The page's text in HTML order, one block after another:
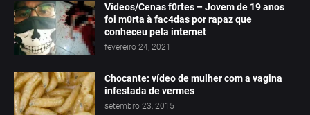
Vídeos/Cenas f0rtes – Jovem de 19 anos
foi m0rta à fac4das por rapaz que
conheceu pela internet
fevereiro 24, 2021
Chocante: vídeo de mulher com a vagina
infestada de vermes
setembro 23, 2015